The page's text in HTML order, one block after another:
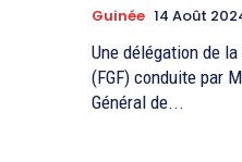
Guinée 14 Août
Une délégation de
(FGF) conduite par
Général de...